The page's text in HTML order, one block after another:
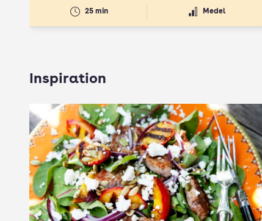
25 min Medel
Inspiration